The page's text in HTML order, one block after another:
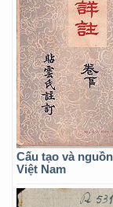
Cấu tạo và
Việt Nam